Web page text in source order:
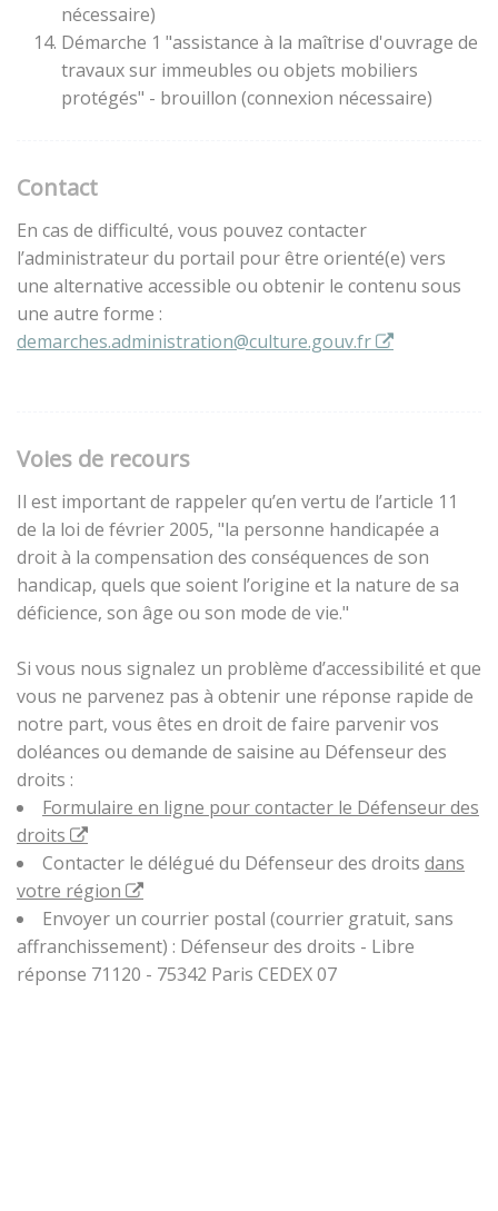
nécessaire)
Démarche 1 "assistance à la maîtrise d'ouvrage de
travaux sur immeubles ou objets mobiliers
protégés" - brouillon (connexion nécessaire)
Contact
En cas de difficulté, vous pouvez contacter
l’administrateur du portail pour être orienté(e) vers
une alternative accessible ou obtenir le contenu sous
une autre forme :
demarches.administration@culture.gouv.fr
Voies de recours
Il est important de rappeler qu’en vertu de l’article 11
de la loi de février 2005, "la personne handicapée a
droit à la compensation des conséquences de son
handicap, quels que soient l’origine et la nature de sa
déficience, son âge ou son mode de vie."
Si vous nous signalez un problème d’accessibilité et que
vous ne parvenez pas à obtenir une réponse rapide de
notre part, vous êtes en droit de faire parvenir vos
doléances ou demande de saisine au Défenseur des
droits :
Formulaire en ligne pour contacter le Défenseur des
droits
Contacter le délégué du Défenseur des droits dans
votre région
Envoyer un courrier postal (courrier gratuit, sans
affranchissement) : Défenseur des droits - Libre
réponse 71120 - 75342 Paris CEDEX 07